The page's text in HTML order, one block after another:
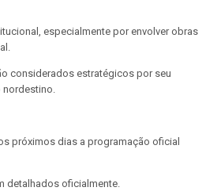
especialmente por envolver obras
considerados estratégicos por seu
próximos dias a programação oficial
detalhados oficialmente.